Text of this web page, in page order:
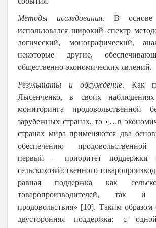
Методы исследования. В основе
использовался широкий спектр
логический, монографический,
некоторые другие,
общественно-экономических явлений.
Результаты и обсуждение. Как
Лысенченко, в своих наблюдениях
мониторинга продовольственной
зарубежных странах, то «…в
странах мира применяются два
обеспечению продовольственной
первый – приоритет поддержки
сельскохозяйственного
равная поддержка как
товаропроизводителей, так и
продовольствия» [10]. Таким образом
двусторонняя поддержка: с